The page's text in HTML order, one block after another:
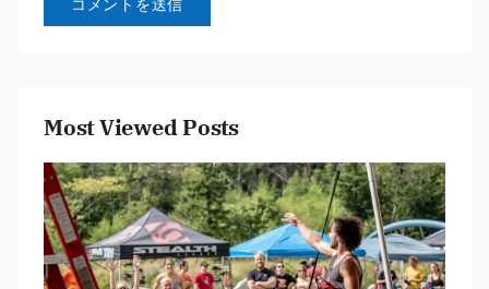
Most Viewed Posts